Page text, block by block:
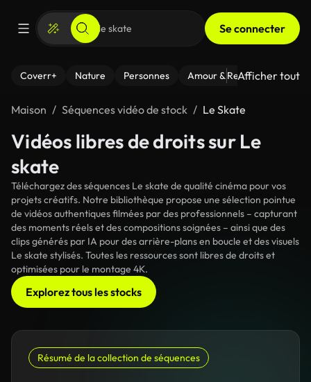
Se connecter
Coverr+ Nature Personnes Amour & Relations Le
Afficher tout
Maison Séquences vidéo de stock Le Skate
Vidéos libres de droits sur Le
skate
Téléchargez des séquences Le skate de qualité cinéma pour vos
projets créatifs. Notre bibliothèque propose une sélection pointue
de vidéos authentiques filmées par des professionnels – capturant
des moments réels et des compositions soignées – ainsi que des
clips générés par IA pour des arrière-plans en boucle et des visuels
Le skate stylisés. Toutes les ressources sont libres de droits et
optimisées pour le montage 4K.
Explorez tous les stocks
Résumé de la collection de séquences